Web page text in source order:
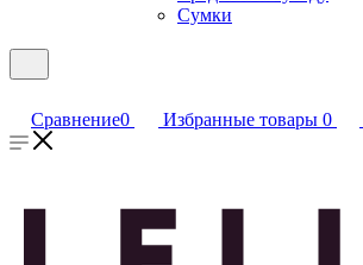
Сумки
Сравнение0 Избранные товары 0